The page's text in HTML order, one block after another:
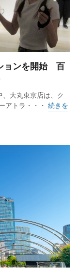
ョンを開始 百
大丸東京店は、ク
アトラ・・・ 続きを